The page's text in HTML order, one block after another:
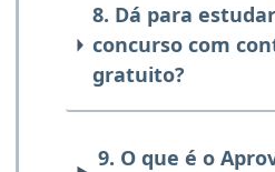
8. Dá para
concurso com
gratuito?
9. O que é o